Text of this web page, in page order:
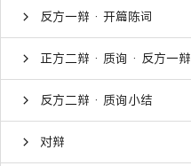
反方一辩 · 开篇陈词
正方二辩 · 质询 · 反方一辩
反方二辩 · 质询小结
对辩